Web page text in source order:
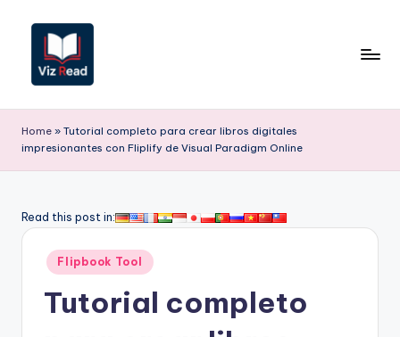
contenido
iz
R
a
Home » Tutorial completo para crear libros digitales
impresionantes con Fliplify de Visual Paradigm Online
Read this post in:
Publicado
en
Flipbook Tool
Tutorial completo